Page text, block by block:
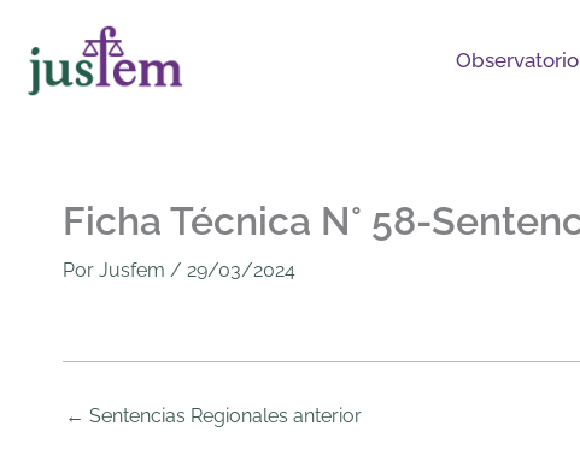
contenido
Observatorio
Ficha Técnica N° 58-
Por Jusfem / 29/03/2024
← Sentencias Regionales anterior